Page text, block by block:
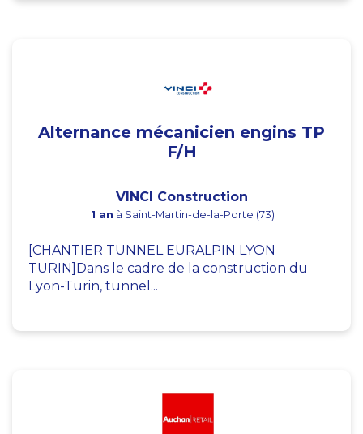
Alternance mécanicien engins TP
F/H
VINCI Construction
1 an à Saint-Martin-de-la-Porte (73)
[CHANTIER TUNNEL EURALPIN LYON
TURIN]Dans le cadre de la construction du
Lyon-Turin, tunnel...